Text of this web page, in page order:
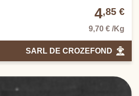
4,85 €
9,70 € /Kg
SARL DE CROZEFOND